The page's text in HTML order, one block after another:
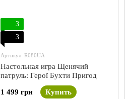
3
3
Артикул: R080UA
Настольная игра Щенячий
патруль: Герої Бухти Пригод
1 499 грн Купить